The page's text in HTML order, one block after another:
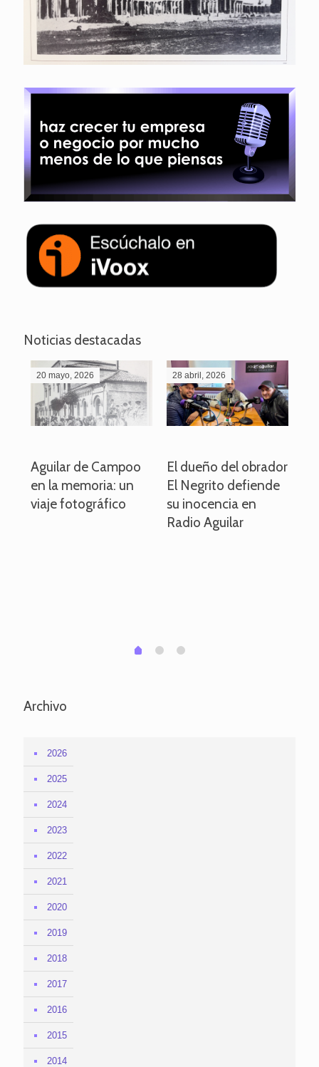
Noticias destacadas
20 mayo, 2026
Aguilar de Campoo
en la memoria: un
viaje fotográfico
28 abril, 2026
El dueño del obrador
El Negrito defiende
su inocencia en
Radio Aguilar
0 1 2
Archivo
2026
2025
2024
2023
2022
2021
2020
2019
2018
2017
2016
2015
2014